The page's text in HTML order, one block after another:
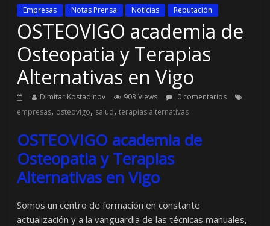
Empresas Notas Prensa Noticias Reputación
OSTEOVIGO academia de
Osteopatia y Terapias
Alternativas en Vigo
Dimitar Kostadinov 903 Views
0 comentarios
empresas, osteovigo, salud,terapias alternativas
OSTEOVIGO academia de
Osteopatia y Terapias
Alternativas en Vigo
Somos un centro de formación en constante
actualización y a la vanguardia de las técnicas manuales,